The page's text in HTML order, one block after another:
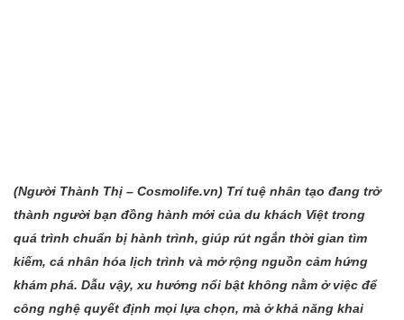
(Người Thành Thị – Cosmolife.vn) Trí tuệ nhân tạo đang trở
thành người bạn đồng hành mới của du khách Việt trong
quá trình chuẩn bị hành trình, giúp rút ngắn thời gian tìm
kiếm, cá nhân hóa lịch trình và mở rộng nguồn cảm hứng
khám phá. Dẫu vậy, xu hướng nổi bật không nằm ở việc để
công nghệ quyết định mọi lựa chọn, mà ở khả năng khai